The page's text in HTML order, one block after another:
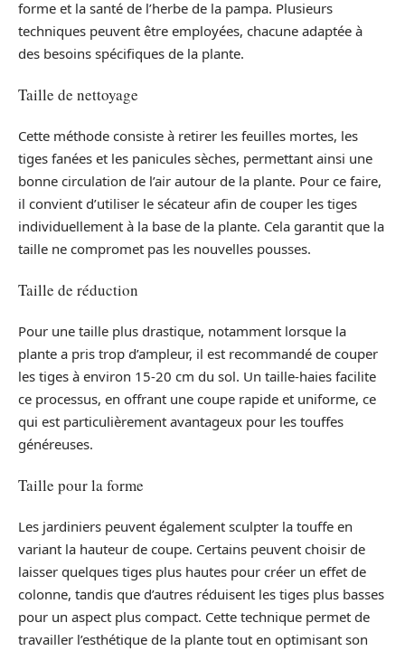
forme et la santé de l’herbe de la pampa. Plusieurs
techniques peuvent être employées, chacune adaptée à
des besoins spécifiques de la plante.
Taille de nettoyage
Cette méthode consiste à retirer les feuilles mortes, les
tiges fanées et les panicules sèches, permettant ainsi une
bonne circulation de l’air autour de la plante. Pour ce faire,
il convient d’utiliser le sécateur afin de couper les tiges
individuellement à la base de la plante. Cela garantit que la
taille ne compromet pas les nouvelles pousses.
Taille de réduction
Pour une taille plus drastique, notamment lorsque la
plante a pris trop d’ampleur, il est recommandé de couper
les tiges à environ 15-20 cm du sol. Un taille-haies facilite
ce processus, en offrant une coupe rapide et uniforme, ce
qui est particulièrement avantageux pour les touffes
généreuses.
Taille pour la forme
Les jardiniers peuvent également sculpter la touffe en
variant la hauteur de coupe. Certains peuvent choisir de
laisser quelques tiges plus hautes pour créer un effet de
colonne, tandis que d’autres réduisent les tiges plus basses
pour un aspect plus compact. Cette technique permet de
travailler l’esthétique de la plante tout en optimisant son